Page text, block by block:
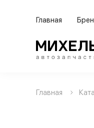
Главная
Применяемость
Главная